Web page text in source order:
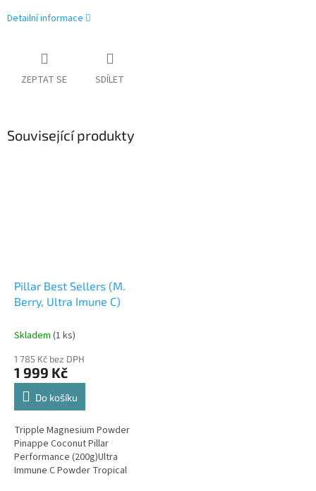
Detailní informace
ZEPTAT SE SDÍLET
Související produkty
Pillar Best Sellers (M.
Berry, Ultra Imune C)
Skladem (1 ks)
1 785 Kč bez DPH
1 999 Kč
Do košíku
Tripple Magnesium Powder
Pinappe Coconut Pillar
Performance (200g)Ultra
Immune C Powder Tropical